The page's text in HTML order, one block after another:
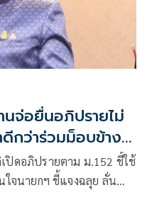
จ่อยื่นอภิปรายไม่
กว่าร่วมม็อบข้าง
ดอภิปรายตาม ม.152 ชี้ใช้
จนายกฯ ชี้แจงฉลุย ลั่น